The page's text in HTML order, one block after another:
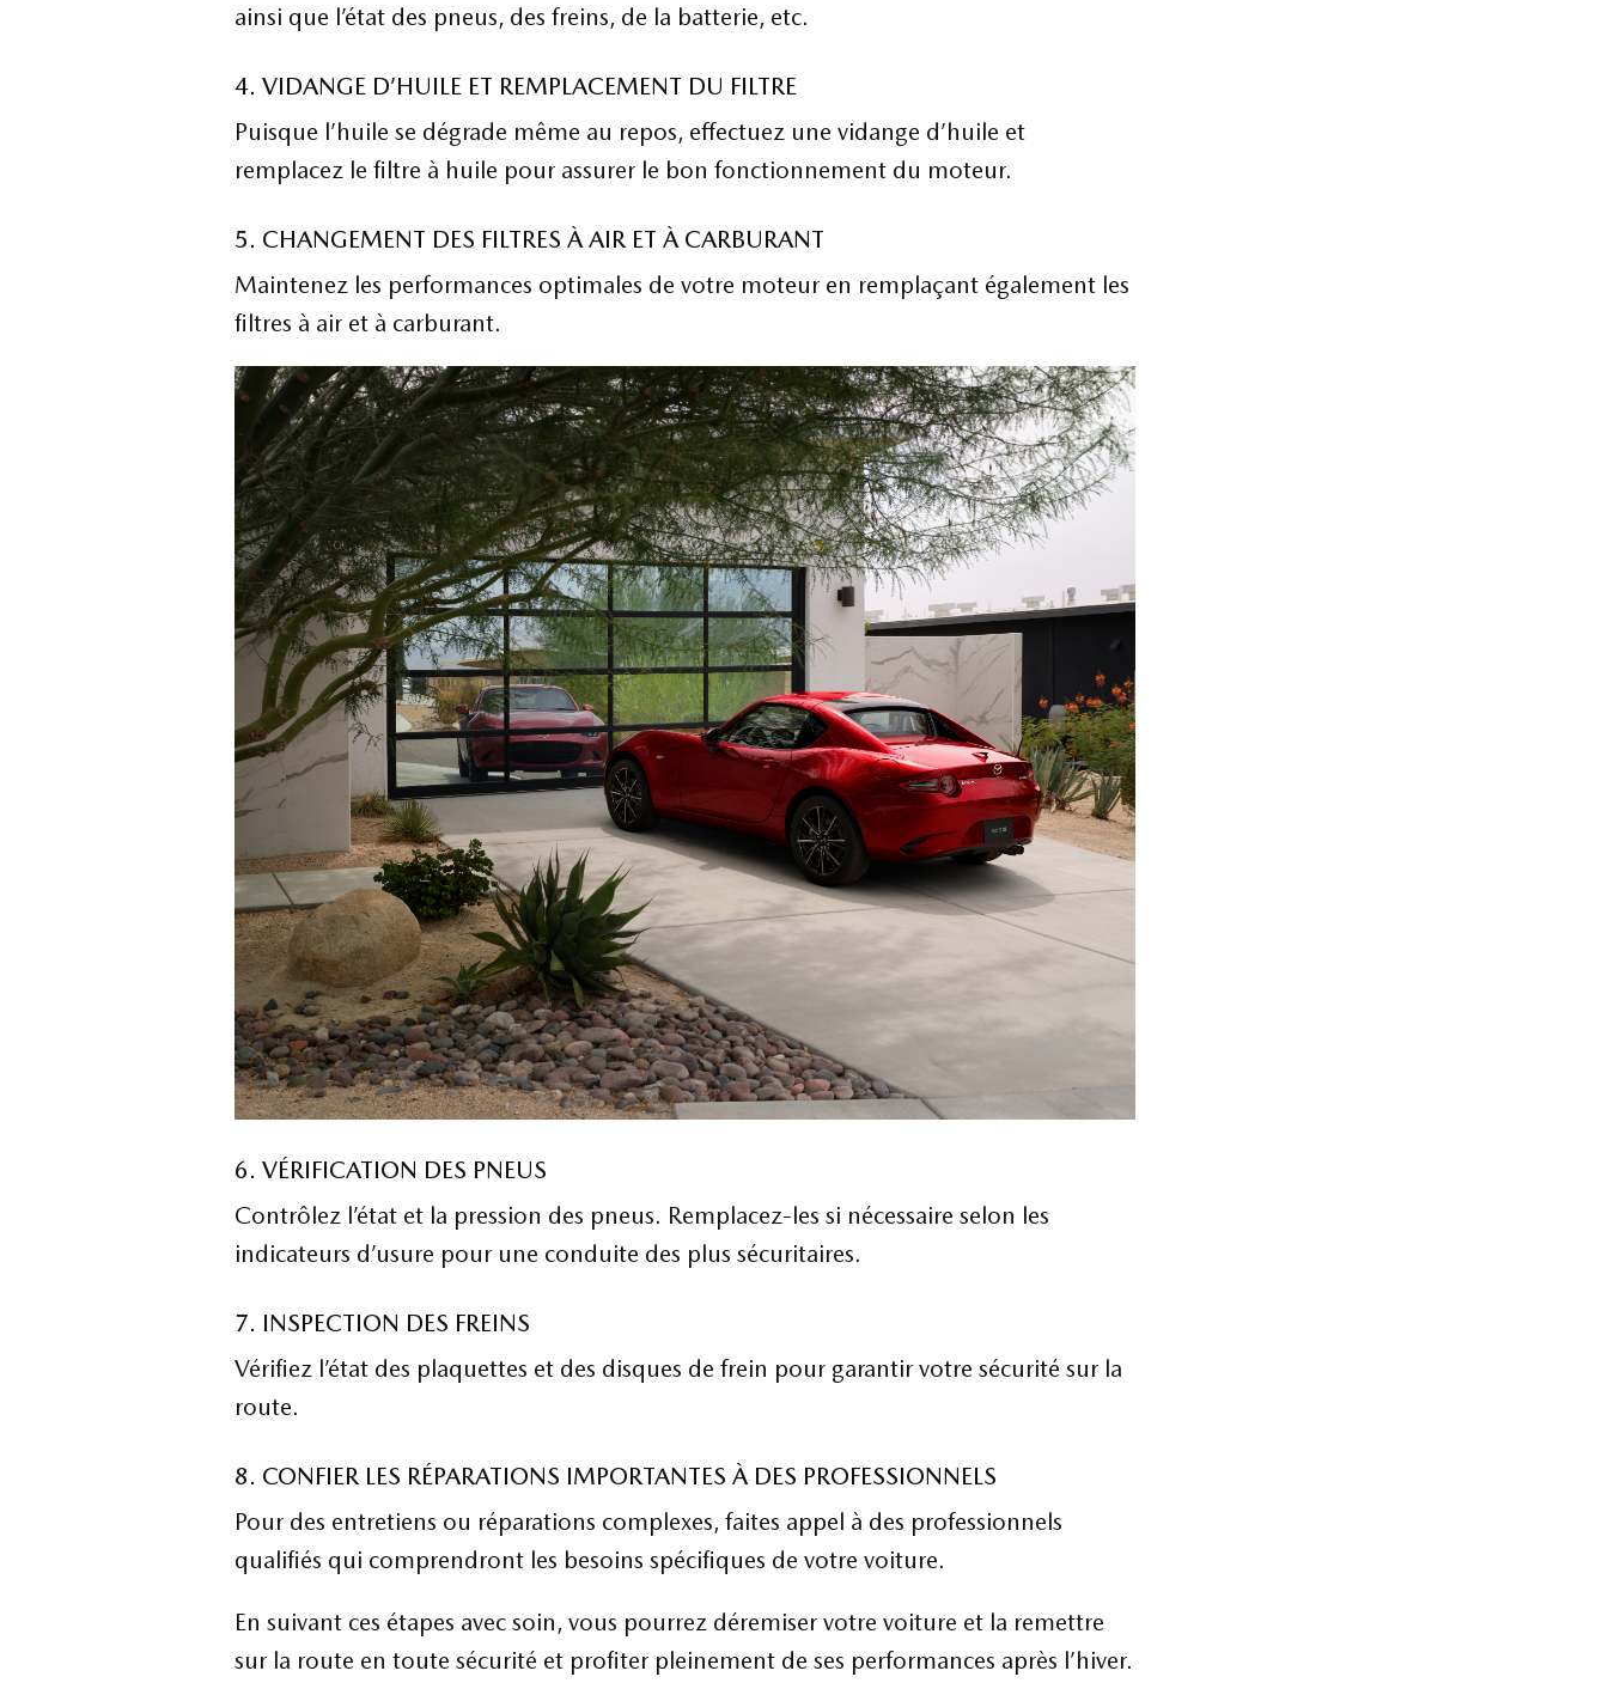
ainsi que l’état des pneus, des freins, de la batterie, etc.
4. VIDANGE D’HUILE ET REMPLACEMENT DU FILTRE
Puisque l’huile se dégrade même au repos, effectuez une vidange d’huile et
remplacez le filtre à huile pour assurer le bon fonctionnement du moteur.
5. CHANGEMENT DES FILTRES À AIR ET À CARBURANT
Maintenez les performances optimales de votre moteur en remplaçant également les
filtres à air et à carburant.
6. VÉRIFICATION DES PNEUS
Contrôlez l’état et la pression des pneus. Remplacez-les si nécessaire selon les
indicateurs d’usure pour une conduite des plus sécuritaires.
7. INSPECTION DES FREINS
Vérifiez l’état des plaquettes et des disques de frein pour garantir votre sécurité sur la
route.
8. CONFIER LES RÉPARATIONS IMPORTANTES À DES PROFESSIONNELS
Pour des entretiens ou réparations complexes, faites appel à des professionnels
qualifiés qui comprendront les besoins spécifiques de votre voiture.
En suivant ces étapes avec soin, vous pourrez déremiser votre voiture et la remettre
sur la route en toute sécurité et profiter pleinement de ses performances après l’hiver.